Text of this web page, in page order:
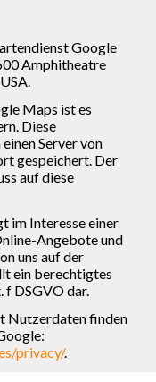
Google
Amphitheatre
Maps ist es
Diese
Server von
gespeichert. Der
auf diese
im Interesse einer
Angebote und
uns auf der
ein berechtigtes
f DSGVO dar.
Nutzerdaten finden
privacy/.